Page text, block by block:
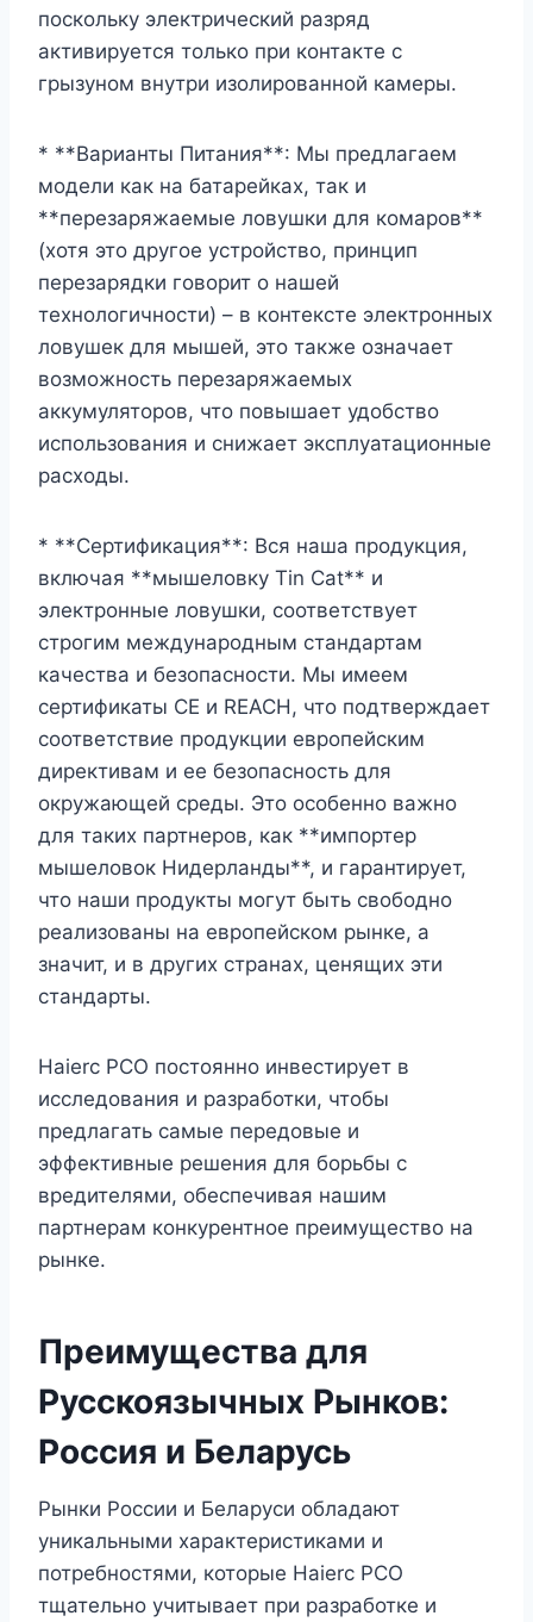
поскольку электрический разряд
активируется только при контакте с
грызуном внутри изолированной камеры.
* **Варианты Питания**: Мы предлагаем
модели как на батарейках, так и
**перезаряжаемые ловушки для комаров**
(хотя это другое устройство, принцип
перезарядки говорит о нашей
технологичности) – в контексте электронных
ловушек для мышей, это также означает
возможность перезаряжаемых
аккумуляторов, что повышает удобство
использования и снижает эксплуатационные
расходы.
* **Сертификация**: Вся наша продукция,
включая **мышеловку Tin Cat** и
электронные ловушки, соответствует
строгим международным стандартам
качества и безопасности. Мы имеем
сертификаты CE и REACH, что подтверждает
соответствие продукции европейским
директивам и ее безопасность для
окружающей среды. Это особенно важно
для таких партнеров, как **импортер
мышеловок Нидерланды**, и гарантирует,
что наши продукты могут быть свободно
реализованы на европейском рынке, а
значит, и в других странах, ценящих эти
стандарты.
Haierc PCO постоянно инвестирует в
исследования и разработки, чтобы
предлагать самые передовые и
эффективные решения для борьбы с
вредителями, обеспечивая нашим
партнерам конкурентное преимущество на
рынке.
Преимущества для
Русскоязычных Рынков:
Россия и Беларусь
Рынки России и Беларуси обладают
уникальными характеристиками и
потребностями, которые Haierc PCO
тщательно учитывает при разработке и